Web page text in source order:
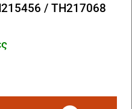
/ TH217068